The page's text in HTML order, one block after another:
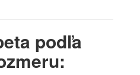
podľa